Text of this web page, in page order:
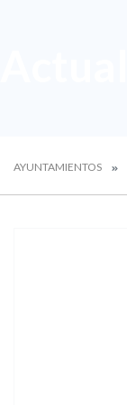
AYUNTAMIENTOS